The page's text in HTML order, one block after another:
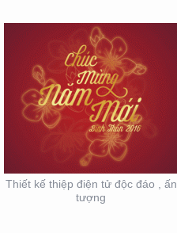
Thiết kế thiệp điện tử độc đáo , ấn
tượng
THIẾT KẾ SẢN XUẤT
LỊCH TẾT KIM PHONG